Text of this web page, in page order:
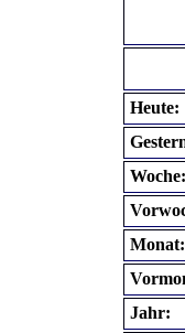
Heute:
Woche:
Monat:
Jahr: